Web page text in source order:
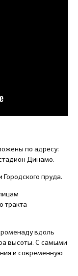
по адресу:
Динамо.
пруда.
тракта
вдоль
высоты. С самыми
и современную